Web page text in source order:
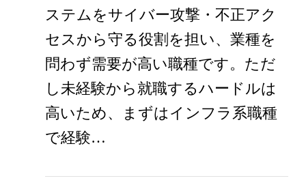
ステムをサイバー攻撃・不正アク
セスから守る役割を担い、業種を
問わず需要が高い職種です。ただ
し未経験から就職するハードルは
高いため、まずはインフラ系職種
で経験…